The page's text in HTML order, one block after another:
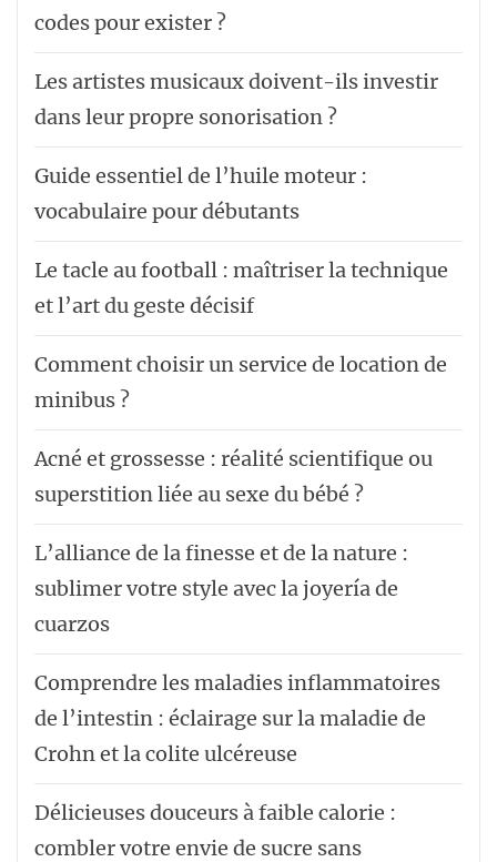
codes pour exister ?
Les artistes musicaux doivent-ils investir
dans leur propre sonorisation ?
Guide essentiel de l’huile moteur :
vocabulaire pour débutants
Le tacle au football : maîtriser la technique
et l’art du geste décisif
Comment choisir un service de location de
minibus ?
Acné et grossesse : réalité scientifique ou
superstition liée au sexe du bébé ?
L’alliance de la finesse et de la nature :
sublimer votre style avec la joyería de
cuarzos
Comprendre les maladies inflammatoires
de l’intestin : éclairage sur la maladie de
Crohn et la colite ulcéreuse
Délicieuses douceurs à faible calorie :
combler votre envie de sucre sans